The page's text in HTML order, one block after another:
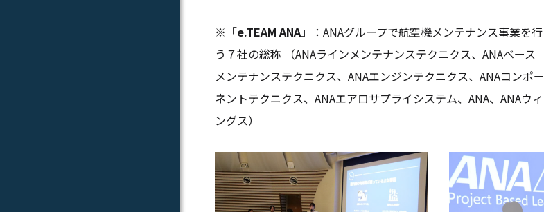
※「e.TEAM ANA」
：ANAグループで航空機メンテナンス事業を行
う７社の総称 （ANAラインメンテナンステクニクス、ANAベース
メンテナンステクニクス、ANAエンジンテクニクス、ANAコンポー
ネントテクニクス、ANAエアロサプライシステム、ANA、ANAウィ
ングス）